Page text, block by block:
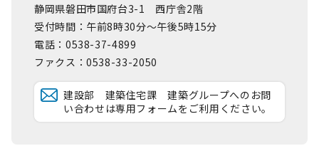
静岡県磐田市国府台3-1 西庁舎2階
受付時間：午前8時30分～午後5時15分
電話：0538-37-4899
ファクス：0538-33-2050
建設部 建築住宅課 建築グループへのお問
い合わせは専用フォームをご利用ください。